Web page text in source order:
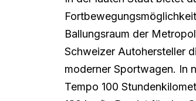
Ballungsraum der
Schweizer Autohersteller
moderner Sportwagen. In
Tempo 100